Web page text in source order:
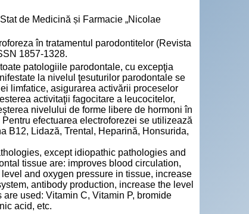
de Medicină și Farmacie „Nicolae
în tratamentul parodontitelor (Revista
1857-1328.
patologiile parodontale, cu excepţia
la nivelul ţesuturilor parodontale se
limfatice, asigurarea activării proceselor
activitaţii fagocitare a leucocitelor,
nivelului de forme libere de hormoni în
efectuarea electroforezei se utilizează
B12, Lidază, Trental, Heparină, Honsurida,
except idiopathic pathologies and
tissue are: improves blood circulation,
and oxygen pressure in tissue, increase
antibody production, increase the level
used: Vitamin C, Vitamin P, bromide
acid, etc.